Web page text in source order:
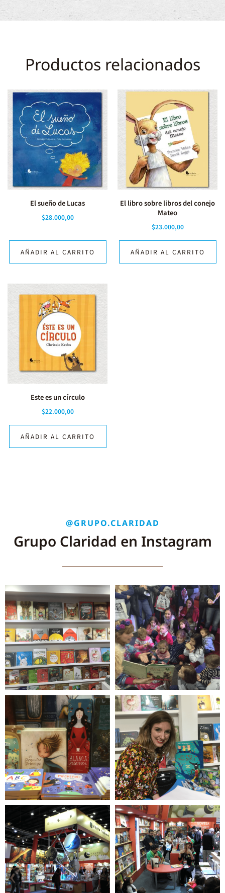
Productos relacionados
El sueño de Lucas
$28.000,00
AÑADIR AL CARRITO
El libro sobre libros del conejo
Mateo
$23.000,00
AÑADIR AL CARRITO
Este es un círculo
$22.000,00
AÑADIR AL CARRITO
@GRUPO.CLARIDAD
Grupo Claridad en Instagram